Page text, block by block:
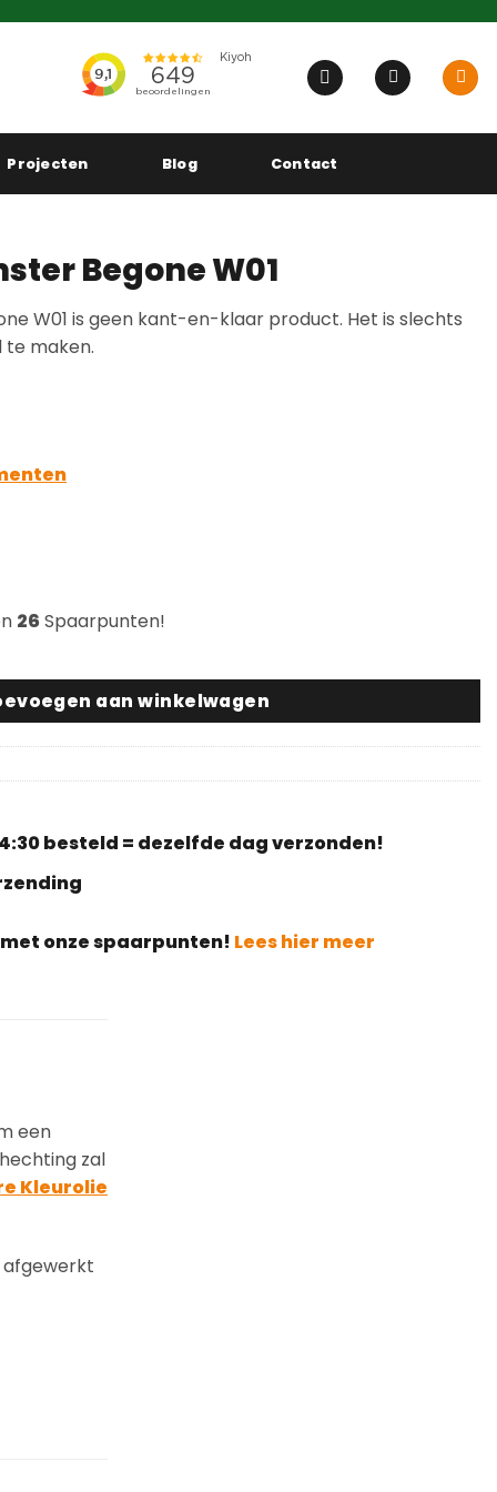
Projecten Blog Contact
Begone W01
W01 is geen kant-en-klaar product. Het is slechts
maken.
26Spaarpunten!
aan winkelwagen
besteld = dezelfde dag verzonden!
onze spaarpunten! Lees hier meer
een
zal
Kleurolie